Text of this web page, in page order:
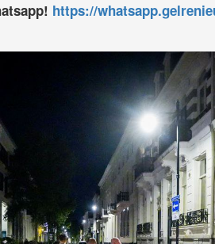
https://